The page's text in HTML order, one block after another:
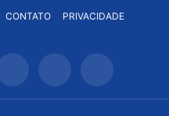
CONTATO PRIVACIDADE